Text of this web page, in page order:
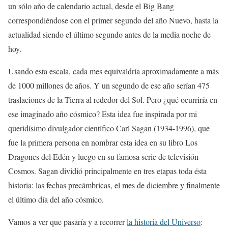
un sólo año de calendario actual, desde el Big Bang
correspondiéndose con el primer segundo del año Nuevo, hasta la
actualidad siendo el último segundo antes de la media noche de
hoy.
Usando esta escala, cada mes equivaldría aproximadamente a más
de 1000 millones de años. Y un segundo de ese año serían 475
traslaciones de la Tierra al rededor del Sol. Pero ¿qué ocurriría en
ese imaginado año cósmico? Esta idea fue inspirada por mi
queridísimo divulgador científico Carl Sagan (1934-1996), que
fue la primera persona en nombrar esta idea en su libro Los
Dragones del Edén y luego en su famosa serie de televisión
Cosmos. Sagan dividió principalmente en tres etapas toda ésta
historia: las fechas precámbricas, el mes de diciembre y finalmente
el último día del año cósmico.
Vamos a ver que pasaría y a recorrerla historia del Universo: